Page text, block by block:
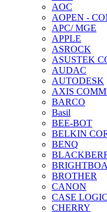
AOC
AOPEN -
APC/ MGE
APPLE
ASROCK
ASUSTEK
AUDAC
AUTODESK
AXIS
BARCO
Basil
BEE-BOT
BELKIN
BENQ
BROTHER
CANON
CASE LOGIC
CHERRY